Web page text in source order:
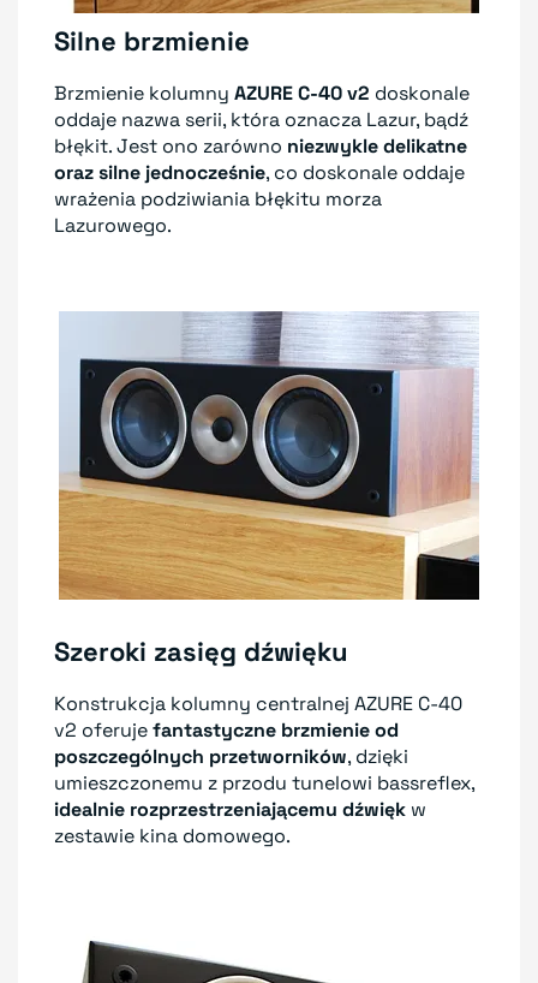
Silne brzmienie
Brzmienie kolumny AZURE C-40 v2 doskonale
oddaje nazwa serii, która oznacza Lazur, bądź
błękit. Jest ono zarówno niezwykle delikatne
oraz silne jednocześnie, co doskonale oddaje
wrażenia podziwiania błękitu morza
Lazurowego.
Szeroki zasięg dźwięku
Konstrukcja kolumny centralnej AZURE C-40
v2 oferujefantastyczne brzmienie od
poszczególnych przetworników, dzięki
umieszczonemu z przodu tunelowi bassreflex,
idealnie rozprzestrzeniającemu dźwięk w
zestawie kina domowego.